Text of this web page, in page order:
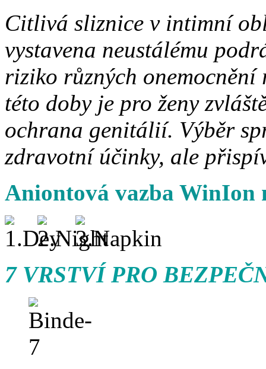
Citlivá sliznice v intimní
vystavena neustálému
riziko různých onemocnění
této doby je pro ženy
ochrana genitálií. Výběr
zdravotní účinky, ale
Aniontová vazba WinIon
7 VRSTVÍ PRO